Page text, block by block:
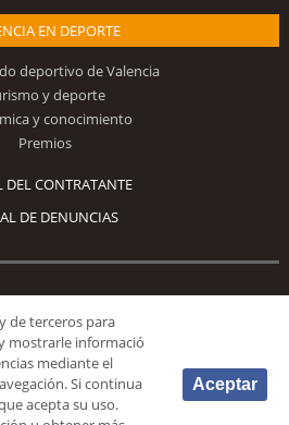
EN DEPORTE
deportivo de Valencia
y deporte
y conocimiento
Premios
DEL CONTRATANTE
DE DENUNCIAS
Síguenos
de terceros para
mostrarle informació
mediante el
Si continua
acepta su uso.
Aceptar